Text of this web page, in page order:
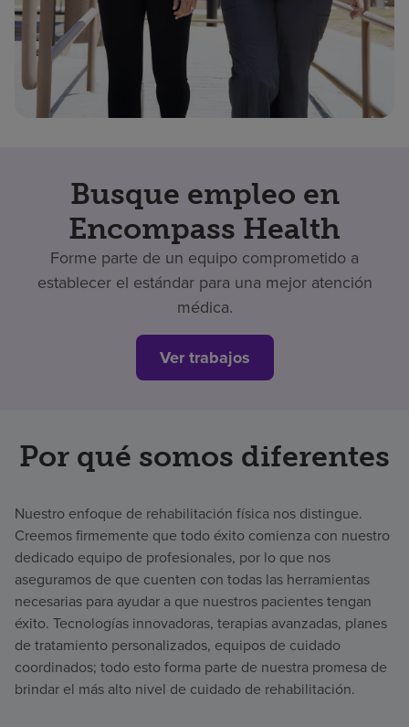
Busque empleo en
Encompass Health
Forme parte de un equipo comprometido a
establecer el estándar para una mejor atención
médica.
Ver trabajos
Por qué somos diferentes
Nuestro enfoque de rehabilitación física nos distingue.
Creemos firmemente que todo éxito comienza con nuestro
dedicado equipo de profesionales, por lo que nos
aseguramos de que cuenten con todas las herramientas
necesarias para ayudar a que nuestros pacientes tengan
éxito. Tecnologías innovadoras, terapias avanzadas, planes
de tratamiento personalizados, equipos de cuidado
coordinados; todo esto forma parte de nuestra promesa de
brindar el más alto nivel de cuidado de rehabilitación.